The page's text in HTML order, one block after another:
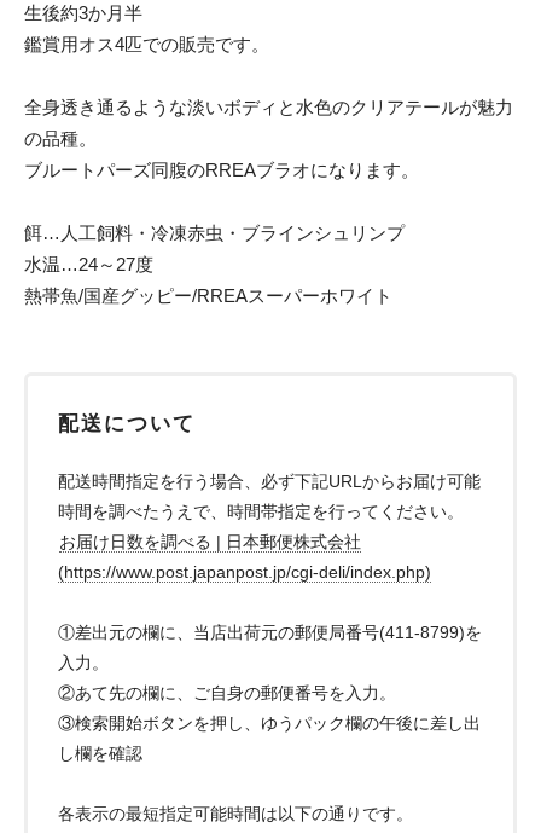
生後約3か月半
鑑賞用オス4匹での販売です。
全身透き通るような淡いボディと水色のクリアテールが魅力
の品種。
ブルートパーズ同腹のRREAブラオになります。
餌…人工飼料・冷凍赤虫・ブラインシュリンプ
水温…24～27度
熱帯魚/国産グッピー/RREAスーパーホワイト
配送について
配送時間指定を行う場合、必ず下記URLからお届け可能
時間を調べたうえで、時間帯指定を行ってください。
お届け日数を調べる | 日本郵便株式会社
(https://www.post.japanpost.jp/cgi-deli/index.php)
①差出元の欄に、当店出荷元の郵便局番号(411-8799)を
入力。
②あて先の欄に、ご自身の郵便番号を入力。
③検索開始ボタンを押し、ゆうパック欄の午後に差し出
し欄を確認
各表示の最短指定可能時間は以下の通りです。